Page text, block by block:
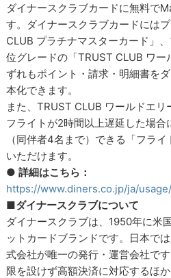
ダイナースクラブカードに無料で
す。ダイナースクラブカードには
CLUB プラチナマスターカード」
位グレードの「TRUST CLUB ワー
ずれもポイント・請求・明細書を
本化できます。
また、TRUST CLUB ワールドエ
フライトが2時間以上遅延した場
（同伴者4名まで）できる「フラ
いただけます。
●詳細はこちら：
https://www.diners.co.jp/ja/
■ダイナースクラブについて
ダイナースクラブは、1950年に米
ットカードブランドです。日本で
式会社が唯一の発行・運営会社で
限を設けず高額決済に対応するほ